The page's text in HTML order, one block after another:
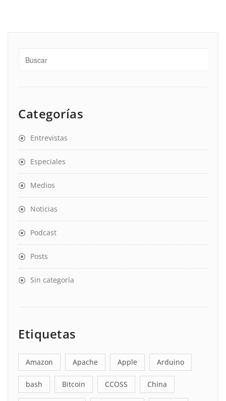
Categorías
Entrevistas
Especiales
Medios
Noticias
Podcast
Posts
Sin categoría
Etiquetas
Amazon Apache Apple Arduino
bash Bitcoin CCOSS China